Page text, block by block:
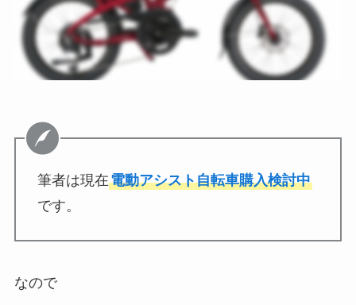
筆者は現在電動アシスト自転車購入検討中
です。
なので